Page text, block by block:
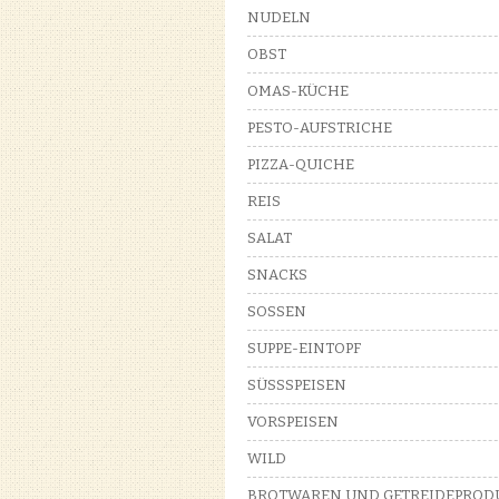
NUDELN
OBST
OMAS-KÜCHE
PESTO-AUFSTRICHE
PIZZA-QUICHE
REIS
SALAT
SNACKS
SOSSEN
SUPPE-EINTOPF
SÜSSSPEISEN
VORSPEISEN
WILD
BROTWAREN UND